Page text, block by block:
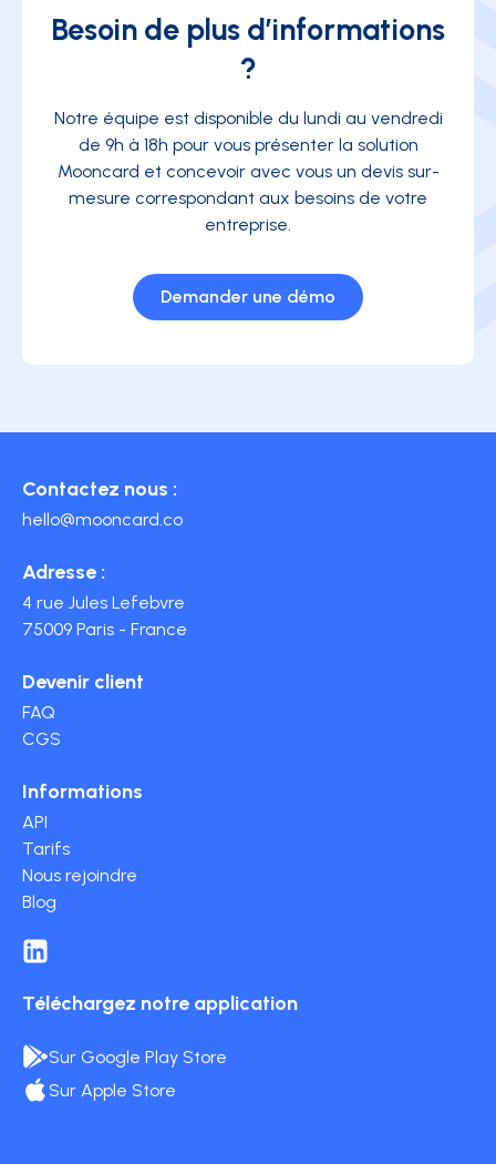
Besoin de plus d’informations
?
Notre équipe est disponible du lundi au vendredi
de 9h à 18h pour vous présenter la solution
Mooncard et concevoir avec vous un devis sur-
mesure correspondant aux besoins de votre
entreprise.
Demander une démo
Contactez nous :
hello@mooncard.co
Adresse :
4 rue Jules Lefebvre
75009 Paris - France
Devenir client
FAQ
CGS
Informations
API
Tarifs
Nous rejoindre
Blog
Téléchargez notre application
Sur Google Play Store
Sur Apple Store